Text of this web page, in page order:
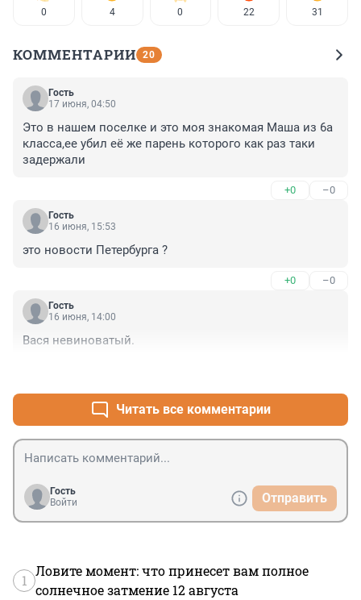
0 4 0 22 31
КОММЕНТАРИИ 20
Гость
17 июня, 04:50
Это в нашем поселке и это моя знакомая Маша из 6а
класса,ее убил её же парень которого как раз таки
задержали
+0 –0
Гость
16 июня, 15:53
это новости Петербурга ?
+0 –0
Гость
16 июня, 14:00
Вася невиноватый.
Читать все комментарии
Гость
Войти
Отправить
1
Ловите момент: что принесет вам полное
солнечное затмение 12 августа